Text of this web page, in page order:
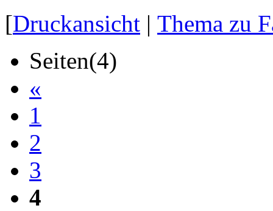
[Druckansicht | Thema zu
Seiten(4)
«
1
2
3
4